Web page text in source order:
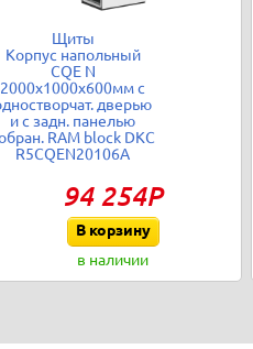
Щиты
Корпус напольный
CQE N
2000х1000х600мм с
дверью
и с задн. панелью
RAM block DKC
R5CQEN20106A
94 254Р
В корзину
в наличии